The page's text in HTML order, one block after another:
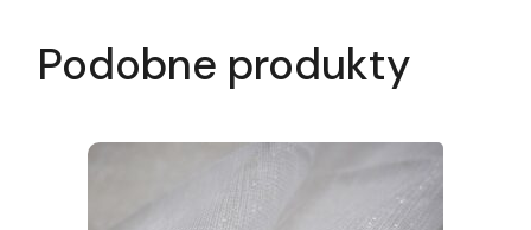
Podobne produkty